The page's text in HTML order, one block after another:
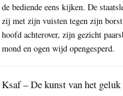
de bediende eens kijken. De
zij met zijn vuisten tegen zijn
hoofd achterover, zijn gezicht
mond en ogen wijd opengesperd.
Ksaf – De kunst van het geluk